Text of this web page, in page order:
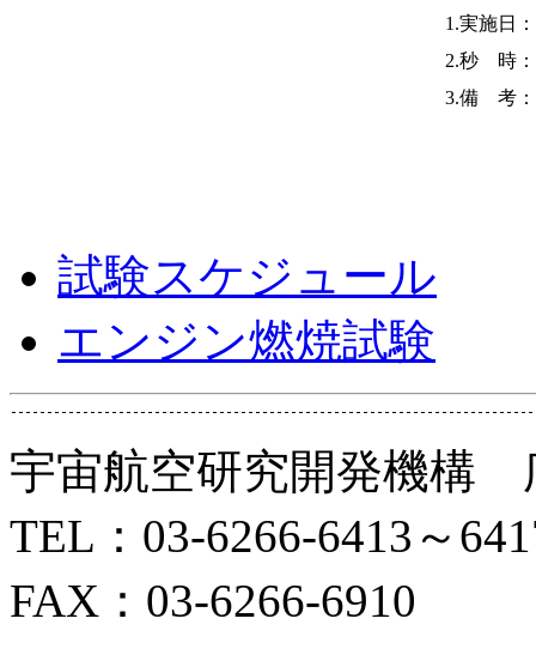
1.実施日：
2.秒 時：
3.備 考：
試験スケジュール
エンジン燃焼試験
宇宙航空研究開発機構
TEL：03-6266-6413～
FAX：03-6266-6910